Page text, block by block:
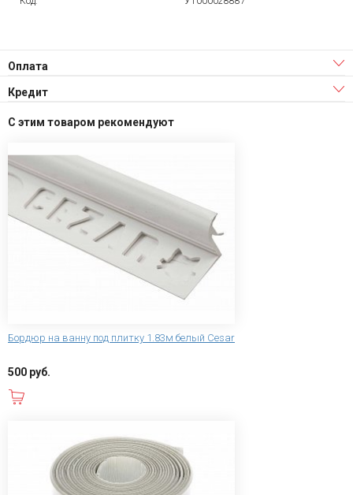
Оплата
Кредит
С этим товаром рекомендуют
Бордюр на ванну под плитку 1.83м белый Cesar
500 руб.